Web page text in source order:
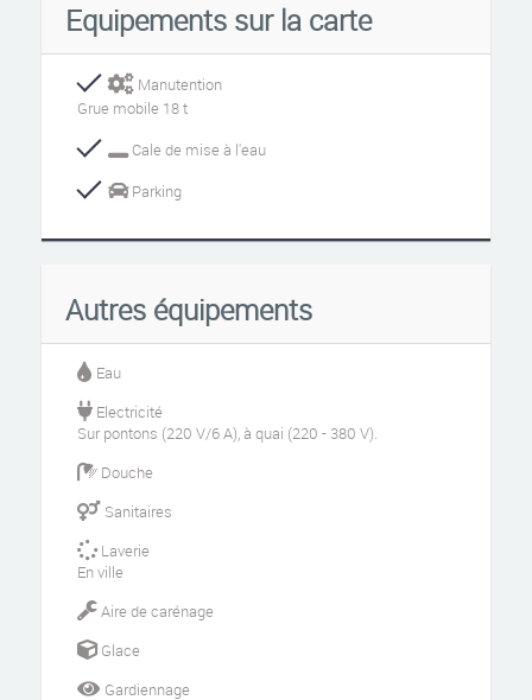
Equipements sur la carte
Manutention
Grue mobile 18 t
Cale de mise à l'eau
Parking
Autres équipements
Eau
Electricité
Sur pontons (220 V/6 A), à quai (220 - 380 V).
Douche
Sanitaires
Laverie
En ville
Aire de carénage
Glace
Gardiennage